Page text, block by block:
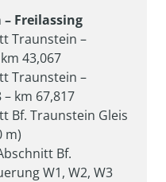
Traunstein –
Traunstein –
Bf. Traunstein Gleis
Bf.
W1, W2, W3